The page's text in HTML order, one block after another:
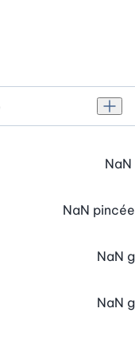
NaN
NaN pincée
NaN g
NaN g